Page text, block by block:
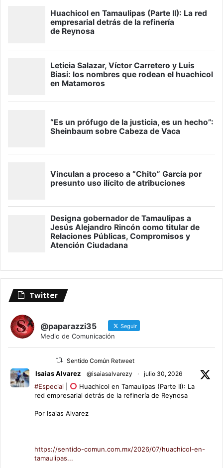
Twitter
@paparazzi35 Seguir
Medio de Comunicación
Sentido Común Retweet
Isaias Alvarez @isaiasalvarezy · julio 30, 2026
#Especial
Huachicol en Tamaulipas (Parte II): La
red empresarial detrás de la refinería de Reynosa
Por Isaias Alvarez
https://sentido-comun.com.mx/2026/07/huachicol-en-
tamaulipas...